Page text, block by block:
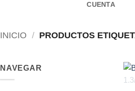
INICIO / PRODUCTOS
NAVEGAR